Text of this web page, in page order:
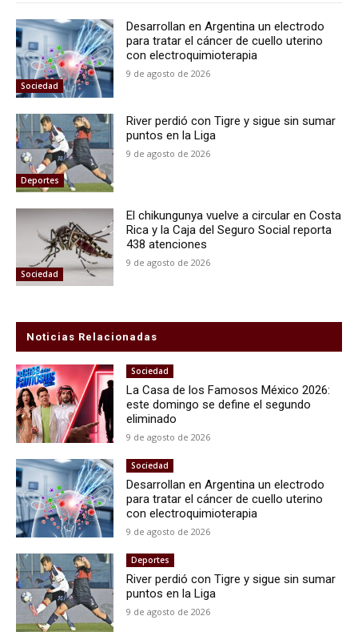
Sociedad
Desarrollan en Argentina un electrodo
para tratar el cáncer de cuello uterino
con electroquimioterapia
9 de agosto de 2026
Deportes
River perdió con Tigre y sigue sin sumar
puntos en la Liga
9 de agosto de 2026
Sociedad
El chikungunya vuelve a circular en Costa
Rica y la Caja del Seguro Social reporta
438 atenciones
9 de agosto de 2026
Noticias Relacionadas
Sociedad
La Casa de los Famosos México 2026:
este domingo se define el segundo
eliminado
9 de agosto de 2026
Sociedad
Desarrollan en Argentina un electrodo
para tratar el cáncer de cuello uterino
con electroquimioterapia
9 de agosto de 2026
Deportes
River perdió con Tigre y sigue sin sumar
puntos en la Liga
9 de agosto de 2026